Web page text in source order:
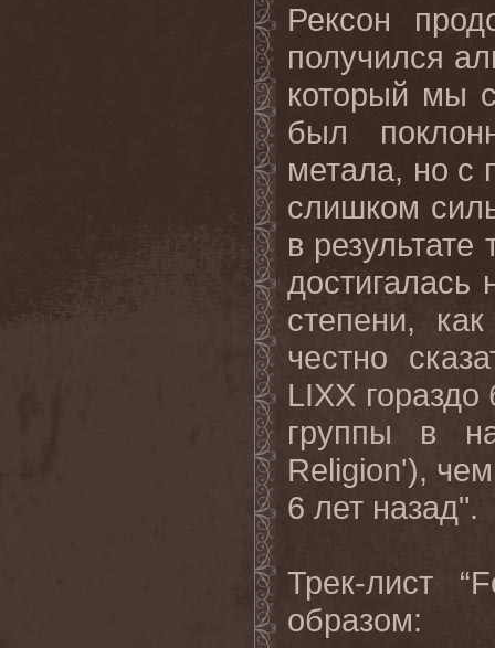
Рексон
получился
который мы
был
метала, но с
слишком
в
достигалась
степени,
честно
LIXX
группы в
Religion'),
6 лет назад".
Трек-лист
образом: